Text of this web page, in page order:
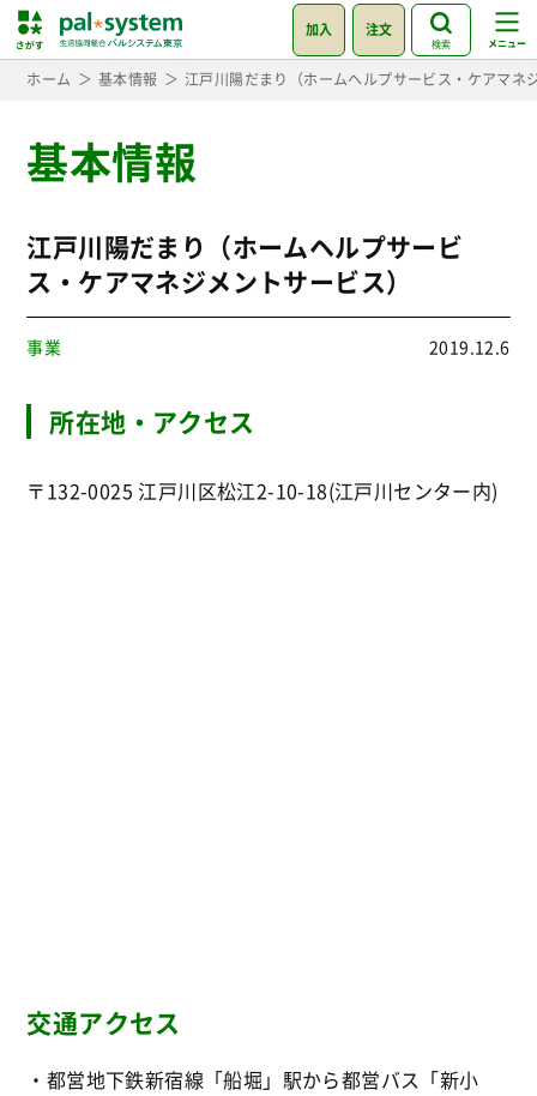
加入 注文
検索
ホーム 基本情報 江戸川陽だまり（ホームヘルプサービス・ケアマネ
基本情報
江戸川陽だまり（ホームヘルプサービ
ス・ケアマネジメントサービス）
事業 2019.12.6
所在地・アクセス
〒132-0025 江戸川区松江2-10-18(江戸川センター内)
交通アクセス
・都営地下鉄新宿線「船堀」駅から都営バス「新小